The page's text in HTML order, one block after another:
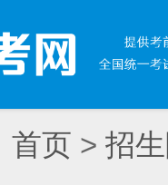
首页 > 招